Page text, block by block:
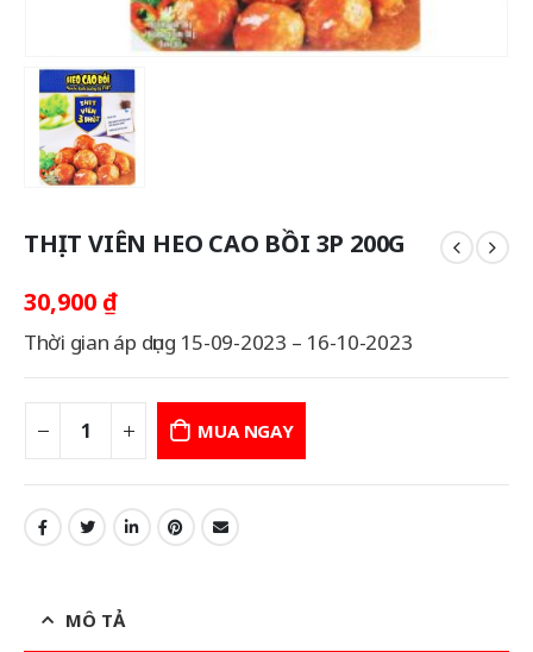
THỊT VIÊN HEO CAO BỒI 3P 200G
30,900 ₫
Thời gian áp dụng 15-09-2023 – 16-10-2023
MUA NGAY
MÔ TẢ